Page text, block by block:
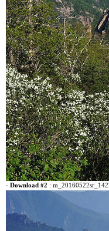
- Download #2 :